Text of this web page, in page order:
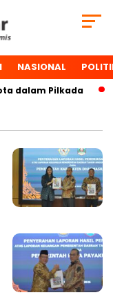
NASIONAL
dalam Pilkada